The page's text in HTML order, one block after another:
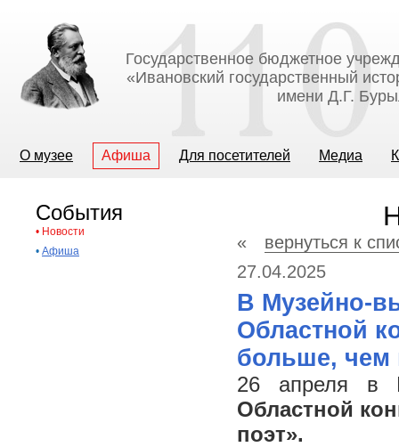
Государственное бюджетное
«Ивановский государственный
имени Д.Г.
О музее Афиша Для посетителей Медиа
События
• Новости
• Афиша « вернуться к
27.04.2025
В Музейно-
Областной
больше, чем
26 апреля в
Областной
поэт».